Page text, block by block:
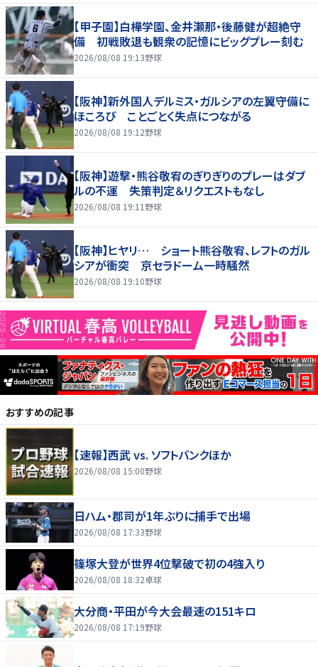
【甲子園】白樺学園、金井瀬那・後藤健が超絶守
備 初戦敗退も観衆の記憶にビッグプレー刻む
2026/08/08 19:13野球
【阪神】新外国人デルミス・ガルシアの左翼守備に
ほころび ことごとく失点につながる
2026/08/08 19:12野球
【阪神】遊撃・熊谷敬宥のぎりぎりのプレーはダブ
ルの不運 失策判定＆リクエストもなし
2026/08/08 19:11 野球
【阪神】ヒヤリ… ショート熊谷敬宥、レフトのガル
シアが衝突 京セラドーム一時騒然
2026/08/08 19:10野球
おすすめの記事
【速報】西武 vs. ソフトバンクほか
2026/08/08 15:00野球
日ハム・郡司が1年ぶりに捕手で出場
2026/08/08 17:33野球
篠塚大登が世界4位撃破で初の4強入り
2026/08/08 18:32卓球
大分商・平田が今大会最速の151キロ
2026/08/08 17:19野球